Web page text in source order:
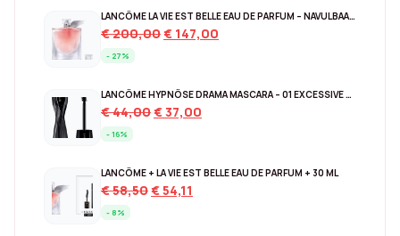
LANCÔME LA VIE EST BELLE EAU DE PARFUM – NAVULBAAR 150 ML
€200,00Original
€ 200,00.
€ 147,00
- 27%
LANCÔME HYPNÔSE DRAMA MASCARA – 01 EXCESSIVE BLACK
€44,00Original
€37,00
- 16%
LANCÔME + LA VIE EST BELLE EAU DE PARFUM + 30 ML
€58,50Original
€54,11
- 8%